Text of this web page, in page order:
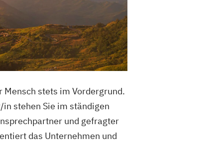
stets im Vordergrund.
stehen Sie im ständigen
und gefragter
das Unternehmen und